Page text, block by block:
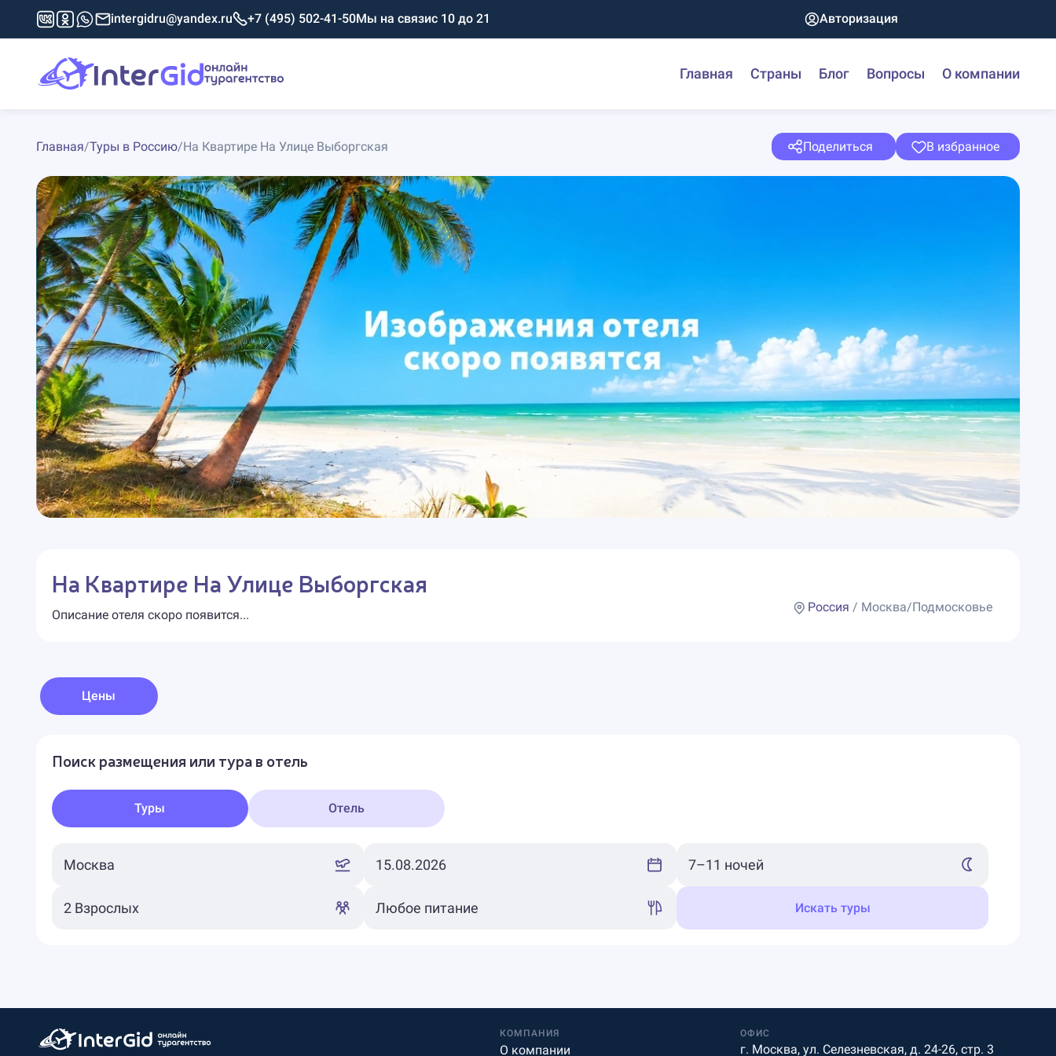
intergidru@yandex.ru +7 (495) 502-41-50Мы на связис 10 до 21 Авторизация
Главная Страны Блог Вопросы О компании
Главная/Туры в Россию/На Квартире На Улице Выборгская Поделиться В избранное
На Квартире На Улице Выборгская
Описание отеля скоро появится...
Россия / Москва/Подмосковье
Цены
Поиск размещения или тура в отель
Туры Отель
Искать туры
КОМПАНИЯ
О компании
ОФИС
г. Москва, ул. Селезневская, д. 24-26, стр. 3